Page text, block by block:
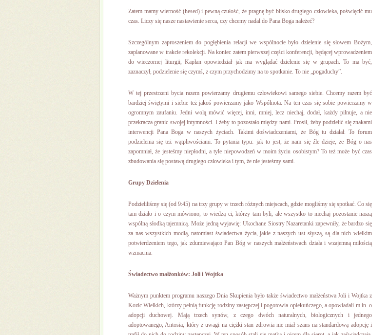
Zatem mamy wierność (hesed) i pewną czułość, że pragnę być blisko drugiego człowieka, poświęcić mu
czas. Liczy się nasze nastawienie serca, czy chcemy nadal do Pana Boga należeć?
Szczególnym zaproszeniem do pogłębienia relacji we wspólnocie było dzielenie się słowem Bożym,
zaplanowane w trakcie rekolekcji. Na koniec zatem pierwszej części konferencji, będącej wprowadzeniem
do wieczornej liturgii, Kapłan opowiedział jak ma wyglądać dzielenie się w grupach. To ma być,
zaznaczył, podzielenie się czymś, z czym przychodzimy na to spotkanie. To nie „pogaduchy”.
W tej przestrzeni bycia razem powierzamy drugiemu człowiekowi samego siebie. Chcemy razem być
bardziej świętymi i siebie też jakoś powierzamy jako Wspólnota. Na ten czas się sobie powierzamy w
ogromnym zaufaniu. Jedni wolą mówić więcej, inni, mniej, lecz niechaj, dodał, każdy pilnuje, a nie
przekracza granic swojej intymności. I żeby to pozostało między nami. Prosił, żeby podzielić się znakami
interwencji Pana Boga w naszych życiach. Takimi doświadczeniami, że Bóg tu działał. To forum
podzielenia się też wątpliwościami. To pytania typu: jak to jest, że nam się źle dzieje, że Bóg o nas
zapomniał, że jesteśmy niepłodni, a tyle niepowodzeń w moim życiu osobistym? To też może być czas
zbudowania się postawą drugiego człowieka i tym, że nie jesteśmy sami.
Grupy Dzielenia
Podzieliliśmy się (od 9:45) na trzy grupy w trzech różnych miejscach, gdzie mogliśmy się spotkać. Co się
tam działo i o czym mówiono, to wiedzą ci, którzy tam byli, ale wszystko to niechaj pozostanie naszą
wspólną słodką tajemnicą. Może jedną wyjawię: Ukochane Siostry Nazaretanki zapewniły, że bardzo się
za nas wszystkich modlą, natomiast świadectwa życia, jakie z naszych ust słyszą, są dla nich wielkim
potwierdzeniem tego, jak zdumiewająco Pan Bóg w naszych małżeństwach działa i wzajemną miłością
wzmacnia.
Świadectwo małżonków: Joli i Wojtka
Ważnym punktem programu naszego Dnia Skupienia było także świadectwo małżeństwa Joli i Wojtka z
Kozic Wielkich, którzy pełnią funkcję rodziny zastępczej i pogotowia opiekuńczego, a opowiadali m.in. o
adopcji duchowej. Mają trzech synów, z czego dwóch naturalnych, biologicznych i jednego
adoptowanego, Antosia, który z uwagi na ciężki stan zdrowia nie miał szans na standardową adopcję i